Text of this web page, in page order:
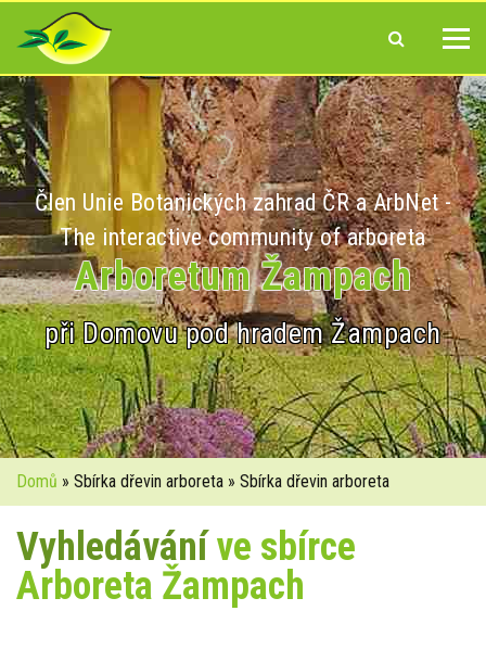
Člen Unie Botanických zahrad ČR a ArbNet -
The interactive community of arboreta
Arboretum Žampach
při Domovu pod hradem Žampach
Domů » Sbírka dřevin arboreta » Sbírka dřevin arboreta
Vyhledáváníve sbírce
Arboreta Žampach